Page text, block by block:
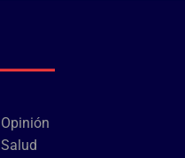
Opinión
Salud